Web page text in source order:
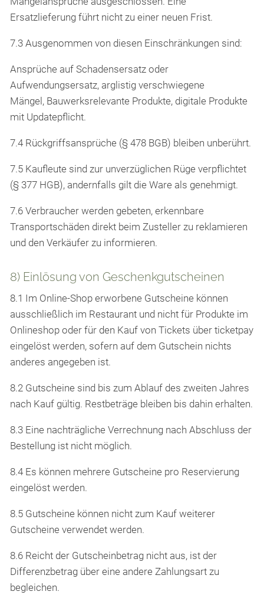
Ersatzlieferung führt nicht zu einer neuen Frist.
7.3 Ausgenommen von diesen Einschränkungen sind:
Ansprüche auf Schadensersatz oder
Aufwendungsersatz, arglistig verschwiegene
Mängel, Bauwerksrelevante Produkte, digitale Produkte
mit Updatepflicht.
7.4 Rückgriffsansprüche (§ 478 BGB) bleiben unberührt.
7.5 Kaufleute sind zur unverzüglichen Rüge verpflichtet
(§ 377 HGB), andernfalls gilt die Ware als genehmigt.
7.6 Verbraucher werden gebeten, erkennbare
Transportschäden direkt beim Zusteller zu reklamieren
und den Verkäufer zu informieren.
8) Einlösung von Geschenkgutscheinen
8.1 Im Online-Shop erworbene Gutscheine können
ausschließlich im Restaurant und nicht für Produkte im
Onlineshop oder für den Kauf von Tickets über ticketpay
eingelöst werden, sofern auf dem Gutschein nichts
anderes angegeben ist.
8.2 Gutscheine sind bis zum Ablauf des zweiten Jahres
nach Kauf gültig. Restbeträge bleiben bis dahin erhalten.
8.3 Eine nachträgliche Verrechnung nach Abschluss der
Bestellung ist nicht möglich.
8.4 Es können mehrere Gutscheine pro Reservierung
eingelöst werden.
8.5 Gutscheine können nicht zum Kauf weiterer
Gutscheine verwendet werden.
8.6 Reicht der Gutscheinbetrag nicht aus, ist der
Differenzbetrag über eine andere Zahlungsart zu
begleichen.